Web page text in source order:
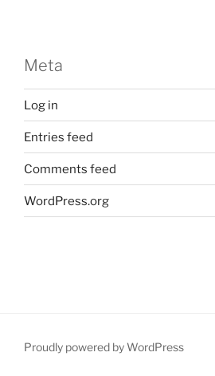
Meta
Log in
Entries feed
Comments feed
WordPress.org
Proudly powered by WordPress